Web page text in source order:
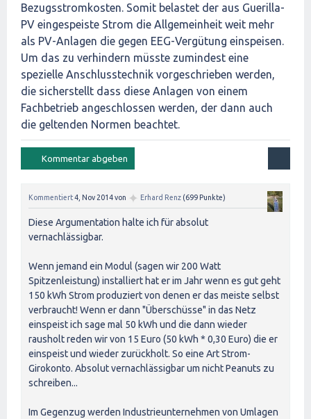
Bezugsstromkosten. Somit belastet der aus Guerilla-
PV eingespeiste Strom die Allgemeinheit weit mehr
als PV-Anlagen die gegen EEG-Vergütung einspeisen.
Um das zu verhindern müsste zumindest eine
spezielle Anschlusstechnik vorgeschrieben werden,
die sicherstellt dass diese Anlagen von einem
Fachbetrieb angeschlossen werden, der dann auch
die geltenden Normen beachtet.
Kommentiert4, Nov 2014von ✦ Erhard Renz (699 Punkte)
Diese Argumentation halte ich für absolut
vernachlässigbar.
Wenn jemand ein Modul (sagen wir 200 Watt
Spitzenleistung) installiert hat er im Jahr wenn es gut geht
150 kWh Strom produziert von denen er das meiste selbst
verbraucht! Wenn er dann "Überschüsse" in das Netz
einspeist ich sage mal 50 kWh und die dann wieder
rausholt reden wir von 15 Euro (50 kWh * 0,30 Euro) die er
einspeist und wieder zurückholt. So eine Art Strom-
Girokonto. Absolut vernachlässigbar um nicht Peanuts zu
schreiben...
Im Gegenzug werden Industrieunternehmen von Umlagen